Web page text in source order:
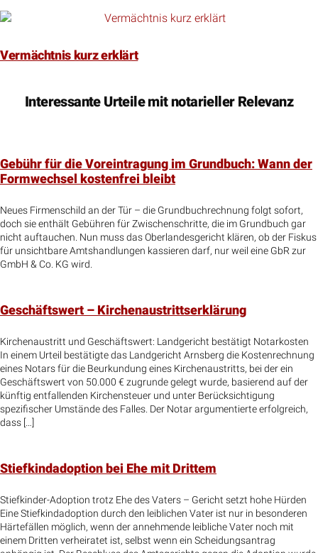
Vermächtnis kurz erklärt
Interessante Urteile mit notarieller Relevanz
Gebühr für die Voreintragung im Grundbuch: Wann der
Formwechsel kostenfrei bleibt
Neues Firmenschild an der Tür – die Grundbuchrechnung folgt sofort,
doch sie enthält Gebühren für Zwischenschritte, die im Grundbuch gar
nicht auftauchen. Nun muss das Oberlandesgericht klären, ob der Fiskus
für unsichtbare Amtshandlungen kassieren darf, nur weil eine GbR zur
GmbH & Co. KG wird.
Geschäftswert – Kirchenaustrittserklärung
Kirchenaustritt und Geschäftswert: Landgericht bestätigt Notarkosten
In einem Urteil bestätigte das Landgericht Arnsberg die Kostenrechnung
eines Notars für die Beurkundung eines Kirchenaustritts, bei der ein
Geschäftswert von 50.000 € zugrunde gelegt wurde, basierend auf der
künftig entfallenden Kirchensteuer und unter Berücksichtigung
spezifischer Umstände des Falles. Der Notar argumentierte erfolgreich,
dass […]
Stiefkindadoption bei Ehe mit Drittem
Stiefkinder-Adoption trotz Ehe des Vaters – Gericht setzt hohe Hürden
Eine Stiefkindadoption durch den leiblichen Vater ist nur in besonderen
Härtefällen möglich, wenn der annehmende leibliche Vater noch mit
einem Dritten verheiratet ist, selbst wenn ein Scheidungsantrag